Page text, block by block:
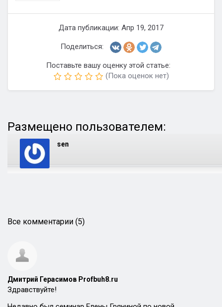
Дата публикации: Апр 19, 2017
Поделиться:
Поставьте вашу оценку этой статье:
(Пока оценок нет)
Размещено пользователем:
sen
Все комментарии (5)
Дмитрий Герасимов Profbuh8.ru
Здравствуйте!